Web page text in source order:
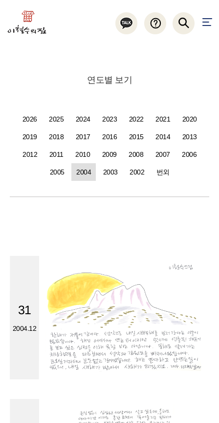
연도별 보기
2026 2025 2024 2023 2022 2021 2020
2019 2018 2017 2016 2015 2014 2013
2012 2011 2010 2009 2008 2007 2006
2005 2004 2003 2002 번외
31
2004.12